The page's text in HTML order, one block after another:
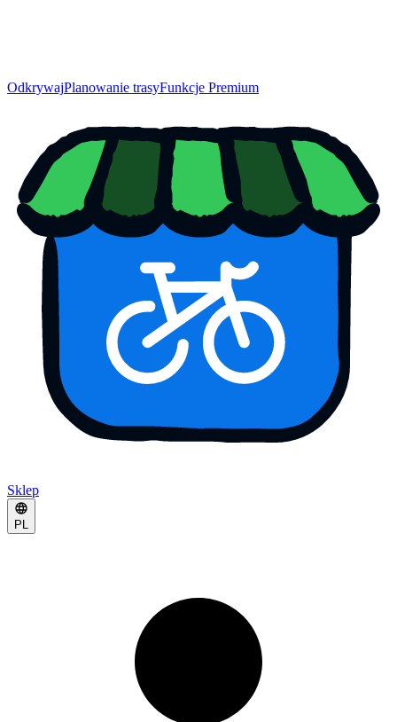
OdkrywajPlanowanie trasyFunkcje Premium
Sklep
PL